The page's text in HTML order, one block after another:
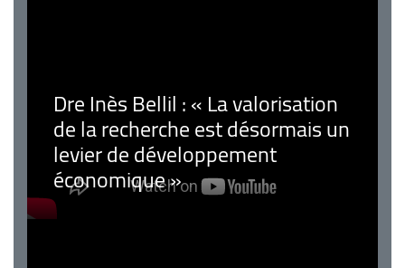
Dre Inès Bellil : « La valorisation
de la recherche est désormais un
levier de développement
économique »